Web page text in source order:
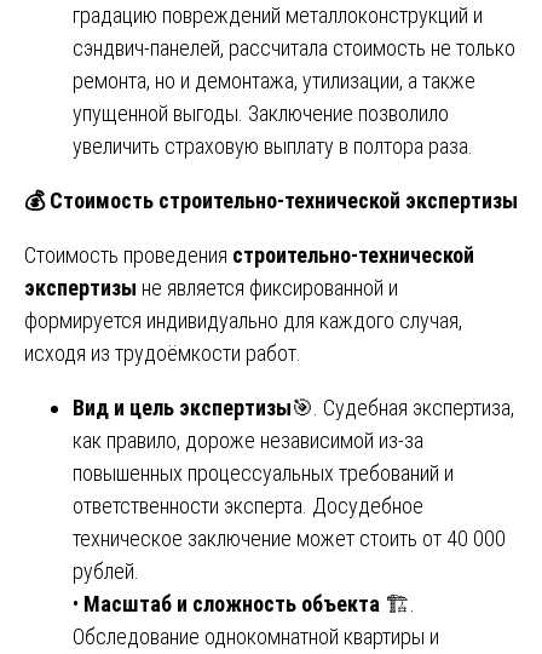
градацию повреждений металлоконструкций и
сэндвич-панелей, рассчитала стоимость не только
ремонта, но и демонтажа, утилизации, а также
упущенной выгоды. Заключение позволило
увеличить страховую выплату в полтора раза.
💰Стоимость строительно-технической экспертизы
Стоимость проведения строительно-технической
экспертизы не является фиксированной и
формируется индивидуально для каждого случая,
исходя из трудоёмкости работ.
Вид и цель экспертизы🎯. Судебная экспертиза,
как правило, дороже независимой из-за
повышенных процессуальных требований и
ответственности эксперта. Досудебное
техническое заключение может стоить от 40 000
рублей.
• Масштаб и сложность объекта 🏗️.
Обследование однокомнатной квартиры и